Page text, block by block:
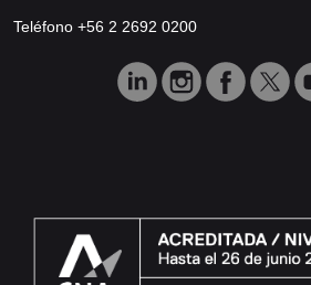
Teléfono +56 2 2692 0200